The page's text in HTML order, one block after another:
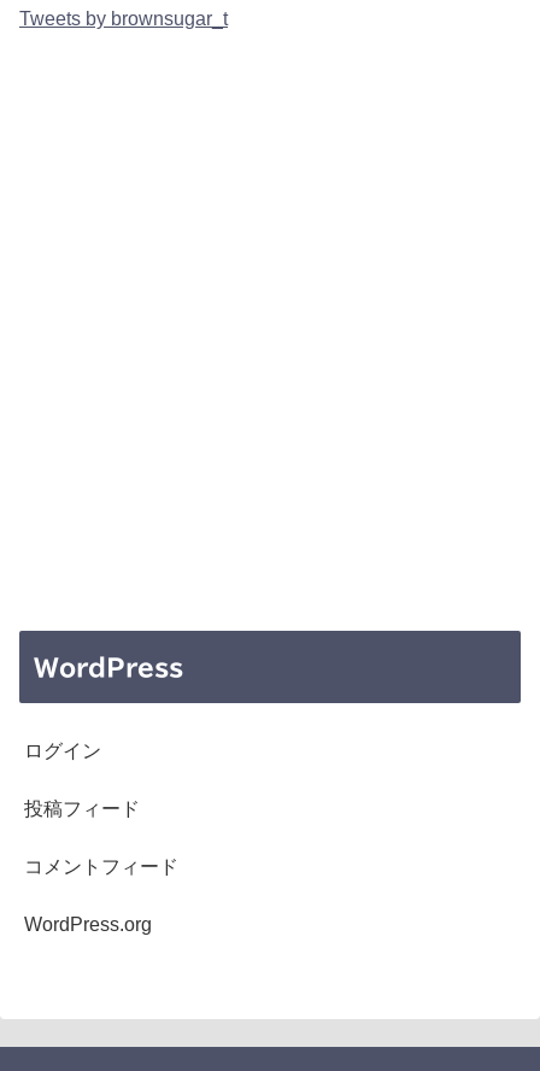
Tweets by brownsugar_t
WordPress
ログイン
投稿フィード
コメントフィード
WordPress.org